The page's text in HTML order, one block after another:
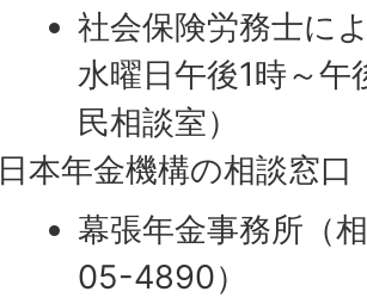
社会保険労務士に
水曜日午後1時～
民相談室）
日本年金機構の相談窓口
幕張年金事務所（
05-4890）